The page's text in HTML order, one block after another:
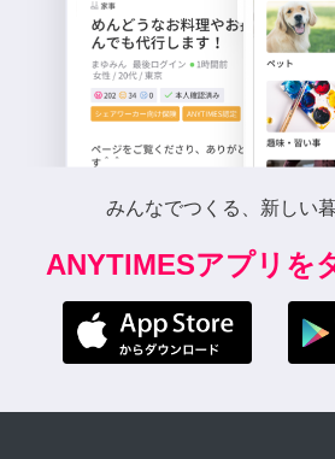
みんなでつくる、新しい
ANYTIMESアプリを